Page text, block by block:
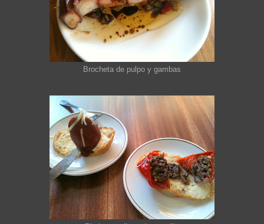
Brocheta de pulpo y gambas